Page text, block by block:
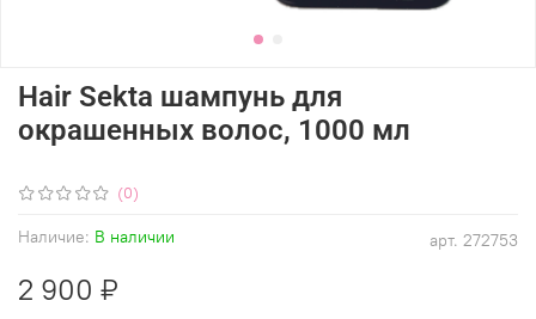
(0)
арт. 272753
Наличие: В наличии
Hair Sekta шампунь для
окрашенных волос, 1000 мл
2 900 ₽